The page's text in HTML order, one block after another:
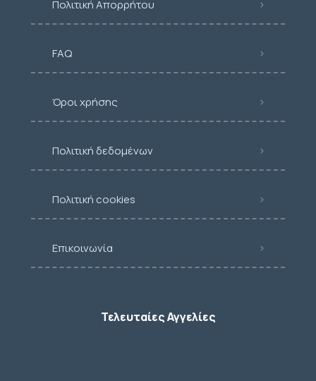
Πολιτική Απορρήτου
FAQ
Όροι χρήσης
Πολιτική δεδομένων
Πολιτική cookies
Επικοινωνία
Τελευταίες Αγγελίες